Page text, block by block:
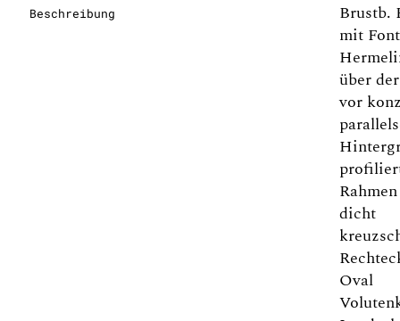
Beschreibung
Brustb.
mit
über
vor
dicht
Oval